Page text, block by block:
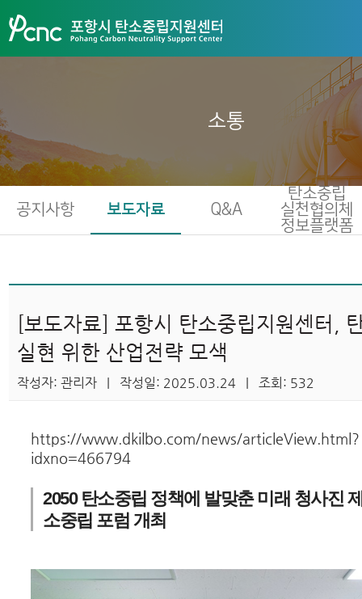
소통
공지사항 보도자료 Q&A
탄소중립
실천협의체
정보플랫폼
[보도자료] 포항시 탄소중립지원센터,
실현 위한 산업전략 모색
작성자: 관리자 | 작성일: 2025.03.24 | 조회: 532
https://www.dkilbo.com/news/articleView.html?
idxno=466794
2050 탄소중립 정책에 발맞춘 미래 청사진
소중립 포럼 개최